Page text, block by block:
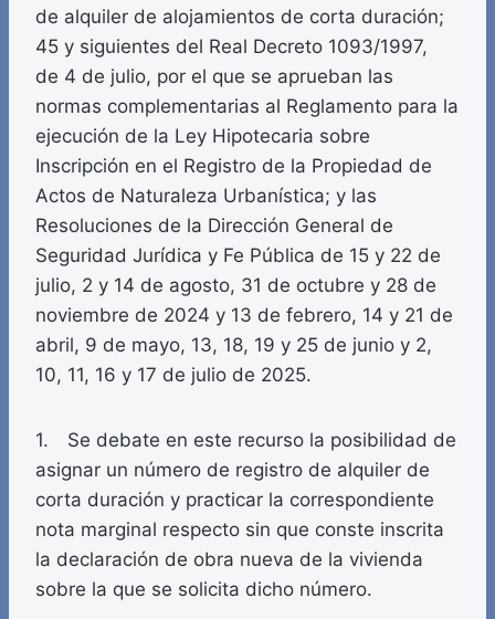
de alquiler de alojamientos de corta duración;
45 y siguientes del Real Decreto 1093/1997,
de 4 de julio, por el que se aprueban las
normas complementarias al Reglamento para la
ejecución de la Ley Hipotecaria sobre
Inscripción en el Registro de la Propiedad de
Actos de Naturaleza Urbanística; y las
Resoluciones de la Dirección General de
Seguridad Jurídica y Fe Pública de 15 y 22 de
julio, 2 y 14 de agosto, 31 de octubre y 28 de
noviembre de 2024 y 13 de febrero, 14 y 21 de
abril, 9 de mayo, 13, 18, 19 y 25 de junio y 2,
10, 11, 16 y 17 de julio de 2025.
1. Se debate en este recurso la posibilidad de
asignar un número de registro de alquiler de
corta duración y practicar la correspondiente
nota marginal respecto sin que conste inscrita
la declaración de obra nueva de la vivienda
sobre la que se solicita dicho número.